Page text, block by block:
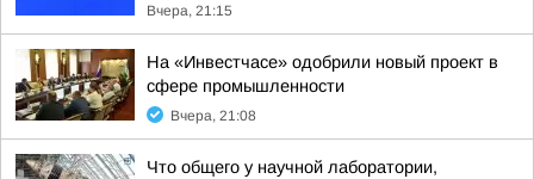
Вчера, 21:15
На «Инвестчасе» одобрили новый проект в
сфере промышленности
Вчера, 21:08
Что общего у научной лаборатории,